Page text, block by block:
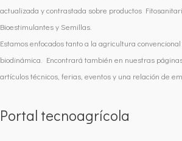
actualizada y contrastada sobre productos
Bioestimulantes y Semillas.
Estamos enfocados tanto a la agricultura
biodinámica. Encontrará también en nuestras
artículos técnicos, ferias, eventos y una relación de
Portal tecnoagrícola